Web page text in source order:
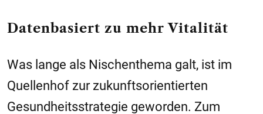
Datenbasiert zu mehr Vitalität
Was lange als Nischenthema galt, ist im
Quellenhof zur zukunftsorientierten
Gesundheitsstrategie geworden. Zum